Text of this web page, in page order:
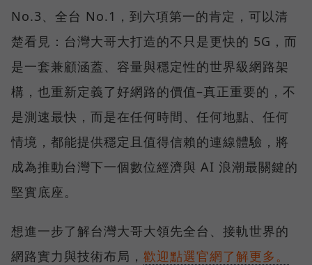
No.3、全台 No.1，到六項第一的肯定，可以清
楚看見：台灣大哥大打造的不只是更快的 5G，而
是一套兼顧涵蓋、容量與穩定性的世界級網路架
構，也重新定義了好網路的價值–真正重要的，不
是測速最快，而是在任何時間、任何地點、任何
情境，都能提供穩定且值得信賴的連線體驗，將
成為推動台灣下一個數位經濟與 AI 浪潮最關鍵的
堅實底座。
想進一步了解台灣大哥大領先全台、接軌世界的
網路實力與技術布局， 歡迎點選官網了解更多。